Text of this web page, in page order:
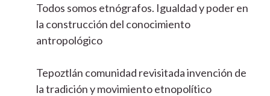
Todos somos etnógrafos. Igualdad y poder en
la construcción del conocimiento
antropológico
Tepoztlán comunidad revisitada invención de
la tradición y movimiento etnopolítico